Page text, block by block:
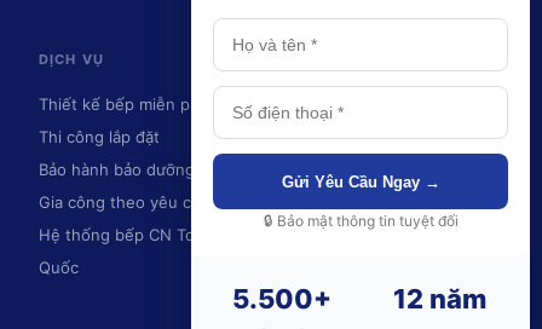
DỊCH VỤ
Thiết kế bếp miễn phí
Thi công lắp đặt
Bảo hành bảo dưỡng
Gia công theo yêu cầu
Hệ thống bếp CN Toàn
Quốc
Thái Nguyên
Hà Nội
Quảng Ninh
Gửi Yêu Cầu Ngay →
🔒 Bảo mật thông tin tuyệt đối
5.500+ 12 năm